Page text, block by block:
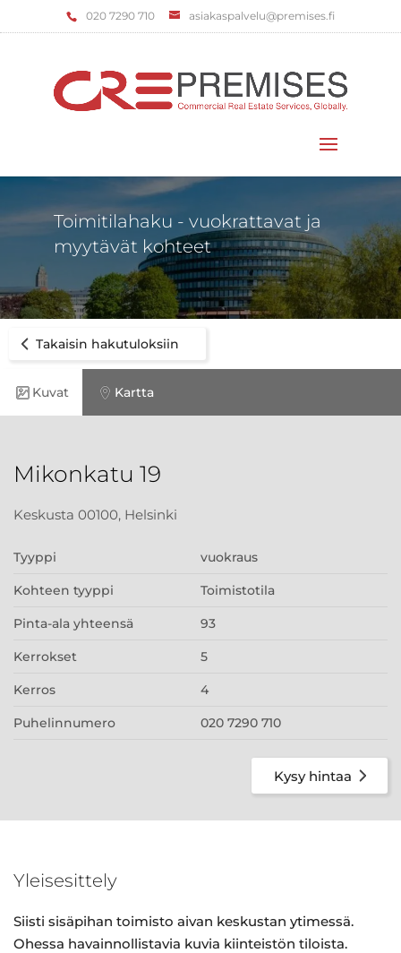
‌020 7290 710 asiakaspalvelu@premises.fi
Toimitilahaku - vuokrattavat ja
myytävät kohteet
Takaisin hakutuloksiin
Kuvat Kartta
Mikonkatu 19
Keskusta 00100, Helsinki
Tyyppi vuokraus
Kohteen tyyppi Toimistotila
Pinta-ala yhteensä 93
Kerrokset 5
Kerros 4
Puhelinnumero 020 7290 710
Kysy hintaa
Yleisesittely
Siisti sisäpihan toimisto aivan keskustan ytimessä.
Ohessa havainnollistavia kuvia kiinteistön tiloista.